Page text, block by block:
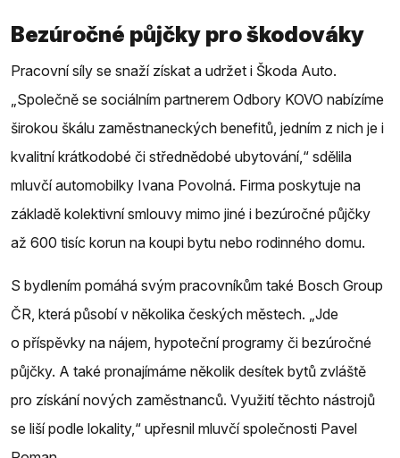
Bezúročné půjčky pro škodováky
Pracovní síly se snaží získat a udržet i Škoda Auto.
„Společně se sociálním partnerem Odbory KOVO nabízíme
širokou škálu zaměstnaneckých benefitů, jedním z nich je i
kvalitní krátkodobé či střednědobé ubytování,“ sdělila
mluvčí automobilky Ivana Povolná. Firma poskytuje na
základě kolektivní smlouvy mimo jiné i bezúročné půjčky
až 600 tisíc korun na koupi bytu nebo rodinného domu.
S bydlením pomáhá svým pracovníkům také Bosch Group
ČR, která působí v několika českých městech. „Jde
o příspěvky na nájem, hypoteční programy či bezúročné
půjčky. A také pronajímáme několik desítek bytů zvláště
pro získání nových zaměstnanců. Využití těchto nástrojů
se liší podle lokality,“ upřesnil mluvčí společnosti Pavel